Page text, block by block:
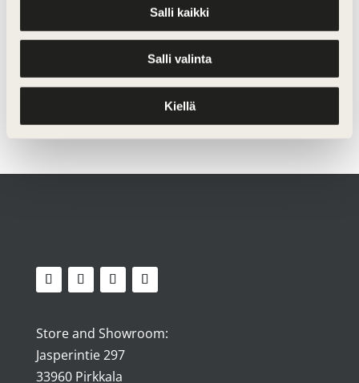
Salli kaikki
Salli valinta
Kiellä
Store and Showroom:
Jasperintie 297
33960 Pirkkala